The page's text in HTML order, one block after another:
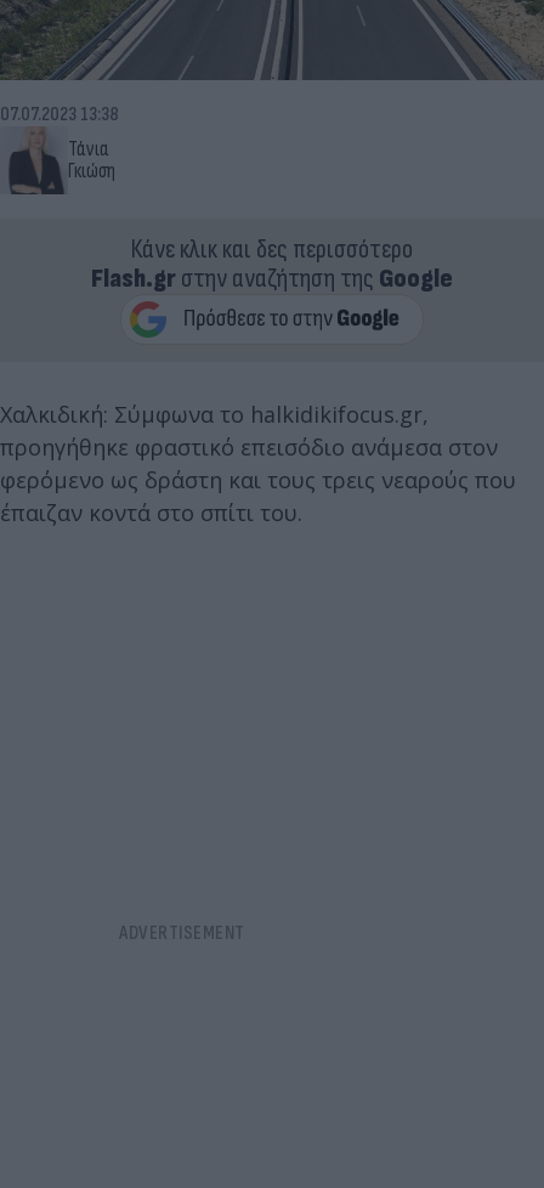
Τάνια
Γκιώση
07.07.2023 13:38
Κάνε κλικ και δες περισσότερο
Flash.grστην αναζήτηση της Google
Χαλκιδική: Σύμφωνα το halkidikifocus.gr,
προηγήθηκε φραστικό επεισόδιο ανάμεσα στον
φερόμενο ως δράστη και τους τρεις νεαρούς που
έπαιζαν κοντά στο σπίτι του.